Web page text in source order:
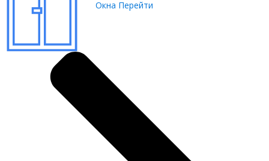
Окна Перейти